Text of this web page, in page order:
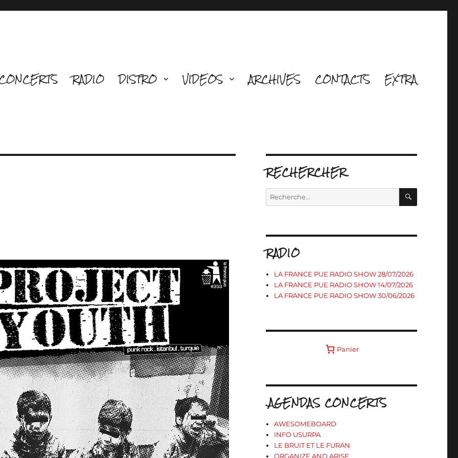
RADIO DISTRO VIDEOS ARCHIVES CONTACTS EXTRA
RECHERCHER
Recherche
RADIO
LA FRANCE PUE RADIO SHOW 28/07/2026
LA FRANCE PUE RADIO SHOW 14/07/2026
LA FRANCE PUE RADIO SHOW 30/06/2026
Panier
.AGENDAS CONCERTS
AWESOMEBOARD
INFO USURPA
LE BRUIT ET LE FURAN
ORGANIZE AND ARISE